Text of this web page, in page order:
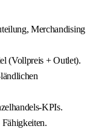
Merchandising
(Vollpreis + Outlet).
KPIs.
Fähigkeiten.